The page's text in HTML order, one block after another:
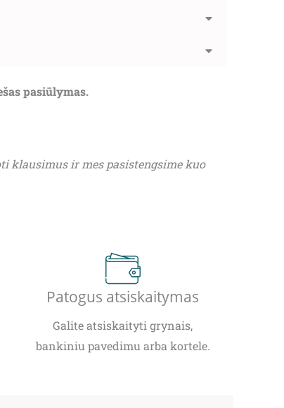
pasiūlymas.
klausimus ir mes pasistengsime kuo
Patogus atsiskaitymas
Galite atsiskaityti grynais,
bankiniu pavedimu arba kortele.